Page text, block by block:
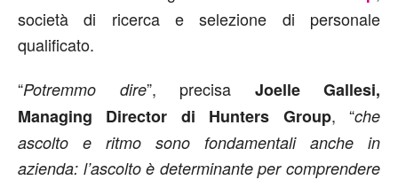
società di ricerca e selezione di personale
qualificato.
“Potremmo dire”, precisa Joelle Gallesi,
Managing Director di Hunters Group, “che
ascolto e ritmo sono fondamentali anche in
azienda: l’ascolto è determinante per comprendere